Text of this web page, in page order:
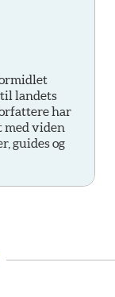
landets
har
med viden
guides og